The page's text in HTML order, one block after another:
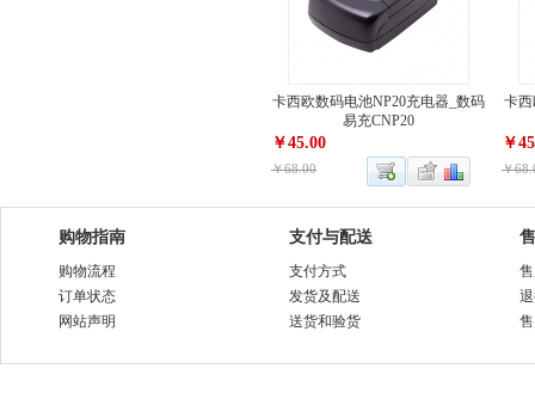
卡西欧数码电池NP20充电器_数码
易充CNP20
￥45.00
￥68.00
卡西
￥
￥
购物指南
购物流程
订单状态
网站声明
支付与配送
支付方式
发货及配送
送货和验货